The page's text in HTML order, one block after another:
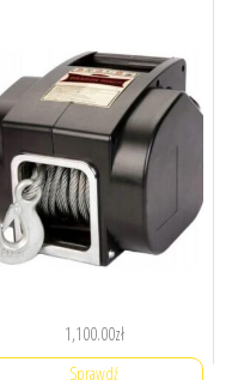
1,100.00zł
Sprawdź